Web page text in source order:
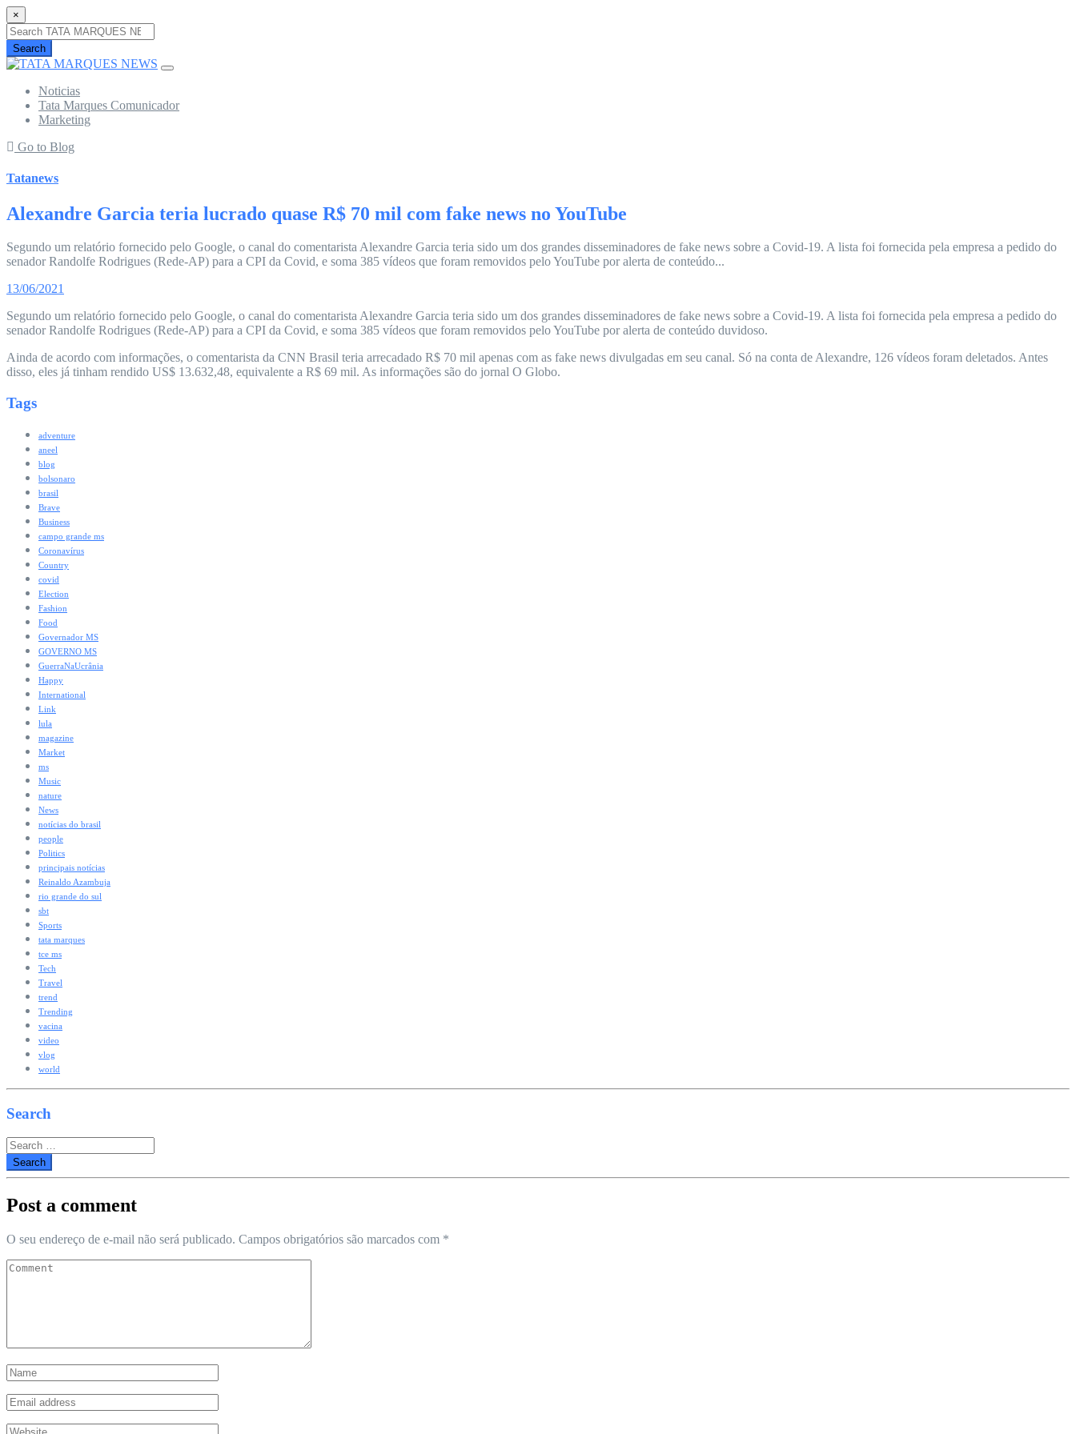
×
Search
Noticias
Tata Marques Comunicador
Marketing
Go to Blog
Tatanews
Alexandre Garcia teria lucrado quase R$ 70 mil com fake news no YouTube
Segundo um relatório fornecido pelo Google, o canal do comentarista Alexandre Garcia teria sido um dos grandes disseminadores de fake news sobre a Covid-19. A lista foi fornecida pela empresa a pedido do
senador Randolfe Rodrigues (Rede-AP) para a CPI da Covid, e soma 385 vídeos que foram removidos pelo YouTube por alerta de conteúdo...
13/06/2021
Segundo um relatório fornecido pelo Google, o canal do comentarista Alexandre Garcia teria sido um dos grandes disseminadores de fake news sobre a Covid-19. A lista foi fornecida pela empresa a pedido do
senador Randolfe Rodrigues (Rede-AP) para a CPI da Covid, e soma 385 vídeos que foram removidos pelo YouTube por alerta de conteúdo duvidoso.
Ainda de acordo com informações, o comentarista da CNN Brasil teria arrecadado R$ 70 mil apenas com as fake news divulgadas em seu canal. Só na conta de Alexandre, 126 vídeos foram deletados. Antes
disso, eles já tinham rendido US$ 13.632,48, equivalente a R$ 69 mil. As informações são do jornal O Globo.
Tags
adventure
aneel
blog
bolsonaro
brasil
Brave
Business
campo grande ms
Coronavírus
Country
covid
Election
Fashion
Food
Governador MS
GOVERNO MS
GuerraNaUcrânia
Happy
International
Link
lula
magazine
Market
ms
Music
nature
News
notícias do brasil
people
Politics
principais notícias
Reinaldo Azambuja
rio grande do sul
sbt
Sports
tata marques
tce ms
Tech
Travel
trend
Trending
vacina
video
vlog
world
Search
Search
for:
Post a comment
O seu endereço de e-mail não será publicado. Campos obrigatórios são marcados com *